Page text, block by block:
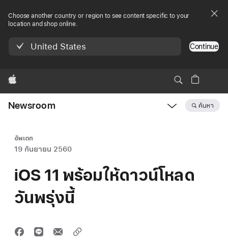
Choose another country or region to see content specific to your
location and shop online.
United States Continue
Apple
Newsroom
Open
ค้นหา
อัพเดท
19 กันยายน 2560
iOS 11 พร้อมให้ดาวน์โหลด
วันพรุ่งนี้